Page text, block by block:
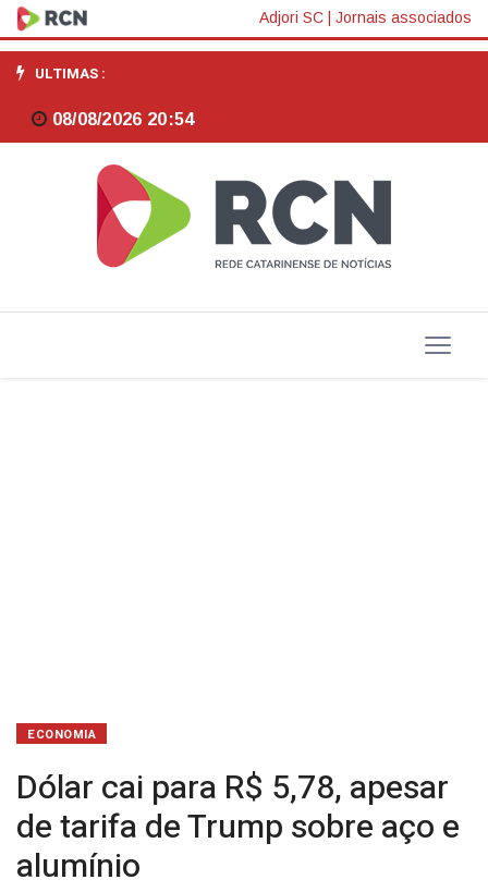
Dólar
cai
para
apesar
de
Adjori SC Jornais associados
ULTIMAS :
08/08/2026 20:54
ECONOMIA
Dólar cai para R$ 5,78, apesar
de tarifa de Trump sobre aço e
alumínio